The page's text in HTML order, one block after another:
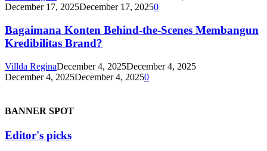
December 17, 2025December 17, 20250
Bagaimana Konten Behind-the-Scenes Membangun
Kredibilitas Brand?
Villda ReginaDecember 4, 2025December 4, 2025
December 4, 2025December 4, 20250
BANNER SPOT
Editor's picks